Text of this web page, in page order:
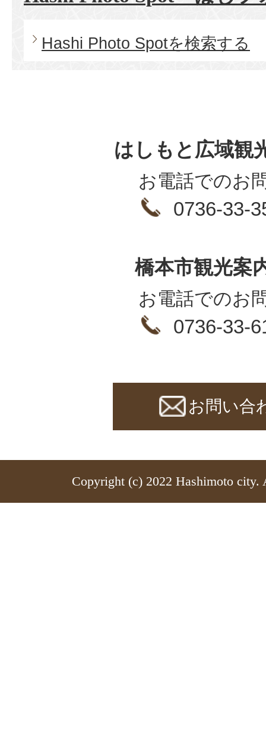
Hashi Photo Spotを検索する
はしもと広域観
お電話でのお
0736-33-
橋本市観光案
お電話でのお
0736-33-
お問い合
Copyright (c) 2022 Hashimoto city.